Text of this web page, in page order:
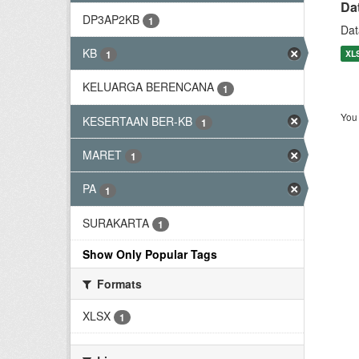
DP3AP2KB 1
KB 1
KELUARGA BERENCANA 1
KESERTAAN BER-KB 1
MARET 1
PA 1
SURAKARTA 1
Show Only Popular Tags
Formats
XLSX
1